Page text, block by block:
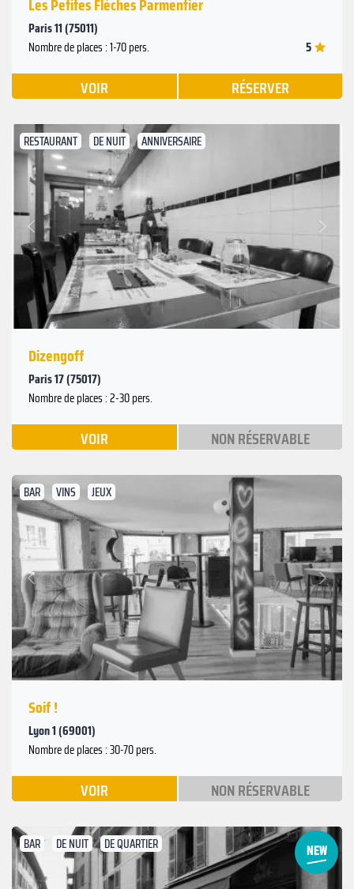
Paris 11 (75011)
Nombre de places : 1-70 pers. 5
VOIR RÉSERVER
RESTAURANT DE NUIT ANNIVERSAIRE
Précédent
Dizengoff
Paris 17 (75017)
Nombre de places : 2-30 pers.
VOIR NON RÉSERVABLE
BAR VINS JEUX
Précédent
Suivant
Soif !
Lyon 1 (69001)
Nombre de places : 30-70 pers.
VOIR NON RÉSERVABLE
BAR DE NUIT DE QUARTIER